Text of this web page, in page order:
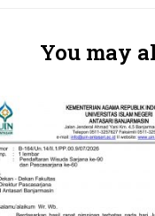
You may